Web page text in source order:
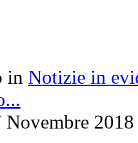
in Notizie in
Novembre